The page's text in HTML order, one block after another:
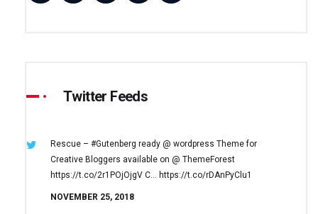
Twitter Feeds
Rescue – #Gutenberg ready @ wordpress Theme for
Creative Bloggers available on @ ThemeForest
https://t.co/2r1POjOjgV C… https://t.co/rDAnPyClu1
NOVEMBER 25, 2018